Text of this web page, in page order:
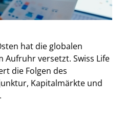
hat die globalen
Aufruhr versetzt. Swiss Life
die Folgen des
Kapitalmärkte und